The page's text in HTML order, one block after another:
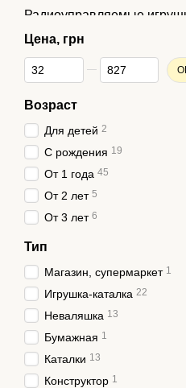
Радиоуправляемые
Трансформеры и роботы
Игрушечное оружие
Тематические игровые
наборы
Конструкторы
Музыкальные игрушки
Мягкие игрушки
Игрушки для ванной
Игрушки-антистресс
косметика, татушки и
аксессуары
Детские фотоаппараты,
микрофоны, колонки
Хранение игрушек
Батарейки и аккумуляторы
Цена, грн
От Цена, грн
До Цена, грн
Возраст
Для детей 2
С рождения 19
От 1 года 45
От 2 лет 5
От 3 лет 6
Тип
Магазин, супермаркет 1
Игрушка-каталка 22
Неваляшка 13
Бумажная 1
Каталки 13
Конструктор 1